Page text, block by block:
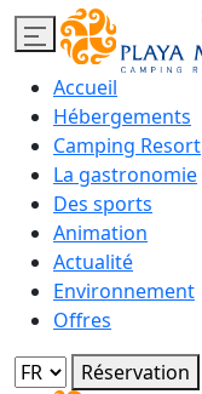
Accueil
Hébergements
Camping Resort
La gastronomie
Des sports
Animation
Actualité
Environnement
Offres
Réservation